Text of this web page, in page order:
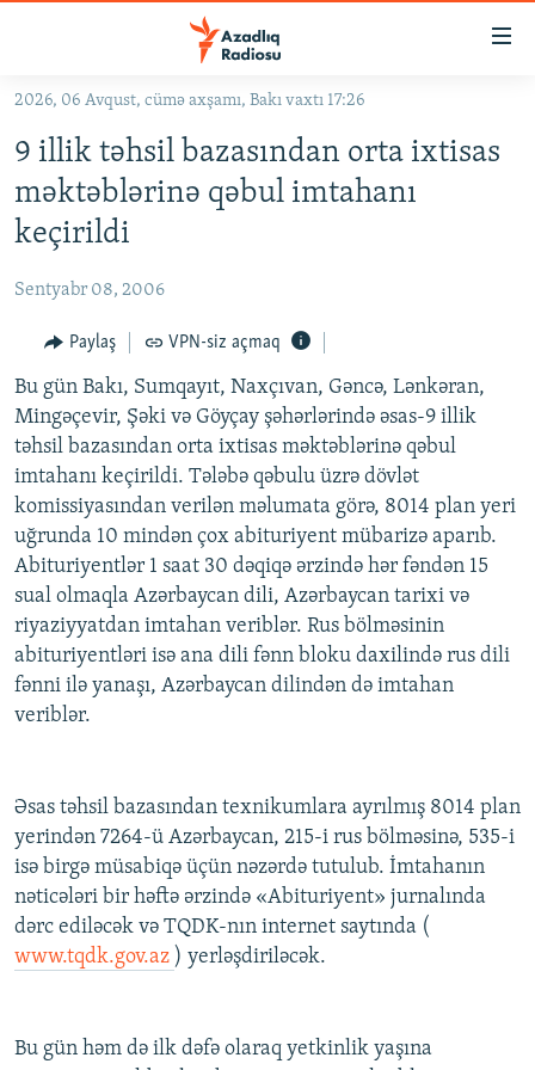
Əsas
qayıt
Əsas
naviqasiyaya
qayıt
KORRUPSIOMETR
#ƏSLINDƏ
FƏRQƏ BAX
QANUNI DOĞRU
ARAŞDIRMA
MULTIMEDIA
VIDEO
FOTOQALEREYA
İNFOQRAFIKA
KARIKATURA
RADIO ARXIV
OXU ZALI
AZƏRBAYCAN ƏDƏBIYYATI KITABXANASI
İSLAM VƏ DEMOKRATIYA
İZ - MƏDƏNIYYƏT PROQRAMI
HAQQIMIZDA
MISSIYAMIZ
PEŞƏ ETIKASI VƏ JURNALISTIKA STANDARTLARIMIZ
MATERIALLARIMIZDAN ISTIFADƏ
AZADLIQRADIOSU MOBIL TELEFONUNUZDA
BIZI IZLƏ
RFE/RL-in bütün saytları
2026, 06 Avqust, cümə axşamı, Bakı vaxtı 17:26
9 illik təhsil bazasından orta ixtisas
məktəblərinə qəbul imtahanı
keçirildi
Sentyabr 08, 2006
Paylaş VPN-siz açmaq
Bu gün Bakı, Sumqayıt, Naxçıvan, Gəncə, Lənkəran,
Mingəçevir, Şəki və Göyçay şəhərlərində əsas-9 illik
təhsil bazasından orta ixtisas məktəblərinə qəbul
imtahanı keçirildi. Tələbə qəbulu üzrə dövlət
komissiyasından verilən məlumata görə, 8014 plan yeri
uğrunda 10 mindən çox abituriyent mübarizə aparıb.
Abituriyentlər 1 saat 30 dəqiqə ərzində hər fəndən 15
sual olmaqla Azərbaycan dili, Azərbaycan tarixi və
riyaziyyatdan imtahan veriblər. Rus bölməsinin
abituriyentləri isə ana dili fənn bloku daxilində rus dili
fənni ilə yanaşı, Azərbaycan dilindən də imtahan
veriblər.
Əsas təhsil bazasından texnikumlara ayrılmış 8014 plan
yerindən 7264-ü Azərbaycan, 215-i rus bölməsinə, 535-i
isə birgə müsabiqə üçün nəzərdə tutulub. İmtahanın
nəticələri bir həftə ərzində «Abituriyent» jurnalında
dərc ediləcək və TQDK-nın internet saytında (
www.tqdk.gov.az ) yerləşdiriləcək.
Bu gün həm də ilk dəfə olaraq yetkinlik yaşına